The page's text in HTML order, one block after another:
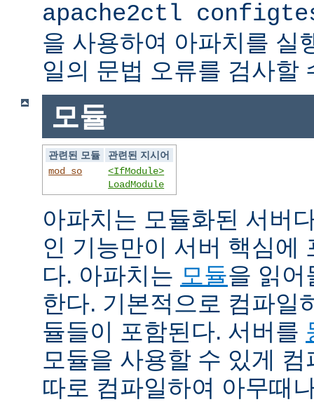
apache2ctl
을 사용하여 아파치를 실
일의 문법 오류를 검사할
모듈
관련된 모듈
관련된 지시어
mod_so
<IfModule>
LoadModule
아파치는 모듈화된 서버
인 기능만이 서버 핵심에
다. 아파치는 모듈을 읽어
한다. 기본적으로 컴파일
듈들이 포함된다. 서버를
모듈을 사용할 수 있게
따로 컴파일하여 아무때